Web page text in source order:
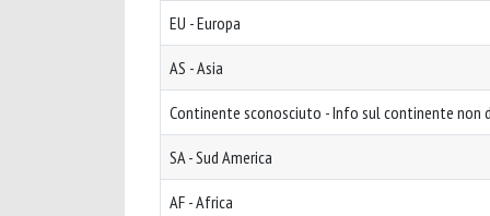
EU - Europa
AS - Asia
Continente sconosciuto - Info sul continente non
SA - Sud America
AF - Africa